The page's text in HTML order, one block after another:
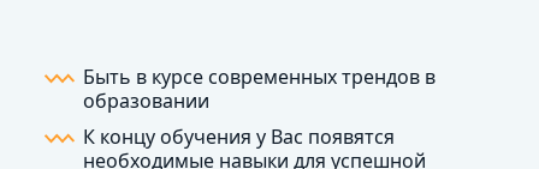
Быть в курсе современных трендов в
образовании
К концу обучения у Вас появятся
необходимые навыки для успешной